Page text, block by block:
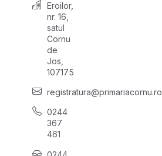
Eroilor,
nr. 16,
satul
Cornu
de
Jos,
107175
registratura@primariacornu.ro
0244
367
461